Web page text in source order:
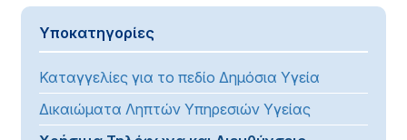
Υποκατηγορίες
Καταγγελίες για το πεδίο Δημόσια Υγεία
Δικαιώματα Ληπτών Υπηρεσιών Υγείας